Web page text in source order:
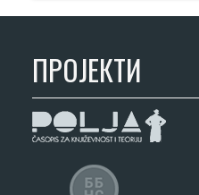
ПРОЈЕКТИ